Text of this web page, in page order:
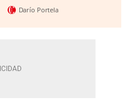
Darío Portela